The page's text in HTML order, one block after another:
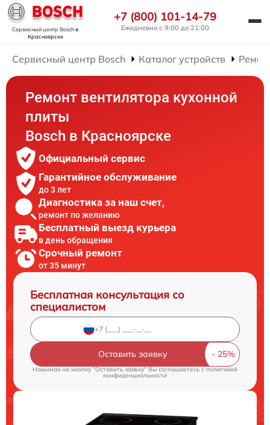
Сервисный центр Boschв
Красноярске
+7 (800) 101-14-79
Ежедневно с 9:00 до 21:00
Сервисный центр Bosch Каталог устройств
Ремонт вентилятора кухонной
плиты
Bosch в Красноярске
Официальный сервис
Гарантийное обслуживание
до 3 лет
Диагностика за наш счет,
ремонт по желанию
Бесплатный выезд курьера
в день обращения
Срочный ремонт
от 35 минут
Бесплатная консультация со
специалистом
Оставить заявку
Нажимая на кнопку "Оставить заявку" Вы соглашаетесь cполитикой
конфиденциальности